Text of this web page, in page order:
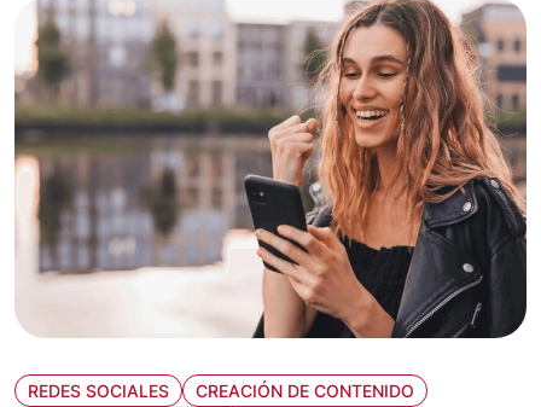
REDES SOCIALES
CREACIÓN DE CONTENIDO